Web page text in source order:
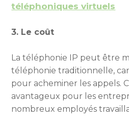
téléphoniques virtuels
3. Le coût
La téléphonie IP peut être
téléphonie traditionnelle,
pour acheminer les appels.
avantageux pour les
nombreux employés